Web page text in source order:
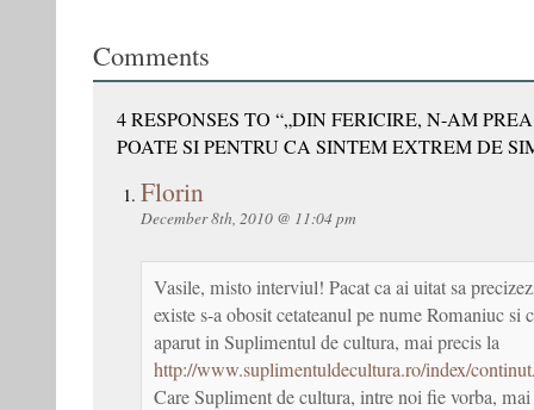
Comments
4 RESPONSES TO “„DIN FERICIRE, N-AM
POATE SI PENTRU CA SINTEM EXTREM DE
Florin
December 8th, 2010 @ 11:04 pm
Vasile, misto interviul! Pacat ca ai uitat sa
existe s-a obosit cetateanul pe nume Romaniuc si
aparut in Suplimentul de cultura, mai precis la
http://www.suplimentuldecultura.ro/index/
Care Supliment de cultura, intre noi fie vorba, mai